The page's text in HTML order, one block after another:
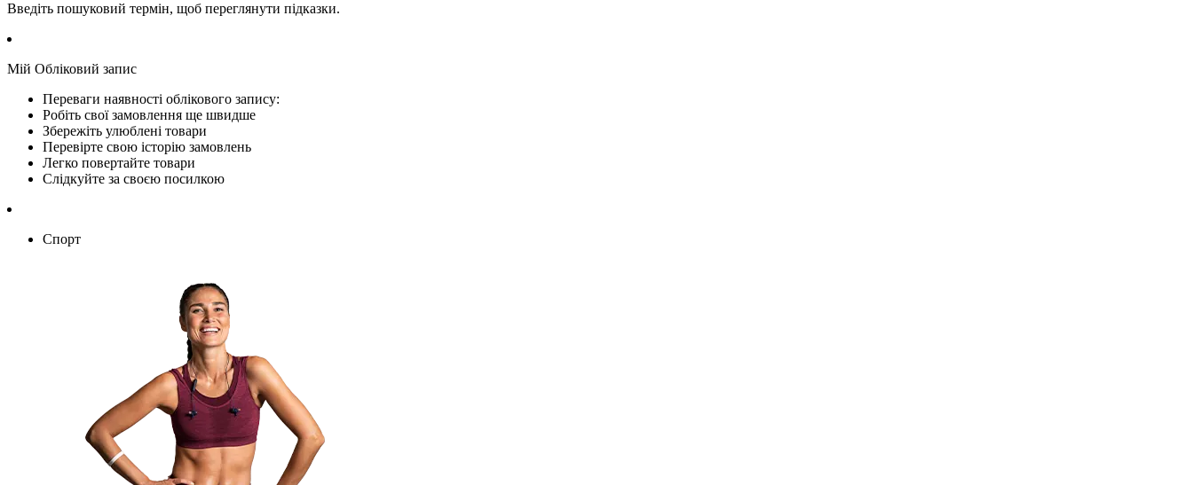
Введіть пошуковий термін, щоб переглянути підказки.
Мій Обліковий запис
Переваги наявності облікового запису:
Робіть свої замовлення ще швидше
Збережіть улюблені товари
Перевірте свою історію замовлень
Легко повертайте товари
Слідкуйте за своєю посилкою
Спорт